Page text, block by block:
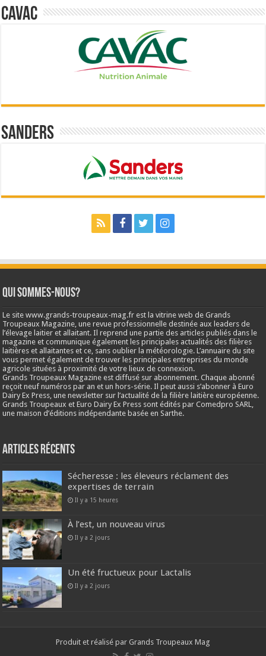
Cavac
Sanders
Qui sommes-nous?
Le site www.grands-troupeaux-mag.fr est la vitrine web de Grands
Troupeaux Magazine, une revue professionnelle destinée aux leaders de
l’élevage laitier et allaitant. Il reprend une partie des articles publiés dans le
magazine et communique également les principales actualités des filières
laitières et allaitantes et ce, sans oublier la météorologie. L’annuaire du site
vous permet également de trouver les principales entreprises du monde
agricole situées à proximité de votre lieux de connexion.
Grands Troupeaux Magazine est diffusé sur abonnement. Chaque abonné
reçoit neuf numéros par an et un hors-série. Il peut aussi s’abonner à Euro
Dairy Ex Press, une newsletter sur l’actualité de la filière laitière européenne.
Grands Troupeaux et Euro Dairy Ex Press sont édités par Comedpro SARL,
une maison d’éditions indépendante basée en Sarthe.
Articles récents
Sécheresse : les éleveurs réclament des
expertises de terrain
Il y a 15 heures
À l’est, un nouveau virus
Il y a 2 jours
Un été fructueux pour Lactalis
Il y a 2 jours
Produit et réalisé par Grands Troupeaux Mag